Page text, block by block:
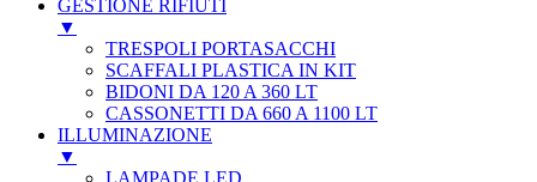
GESTIONE RIFIUTI
▼
TRESPOLI PORTASACCHI
SCAFFALI PLASTICA IN KIT
BIDONI DA 120 A 360 LT
CASSONETTI DA 660 A 1100 LT
ILLUMINAZIONE
▼
LAMPADE LED